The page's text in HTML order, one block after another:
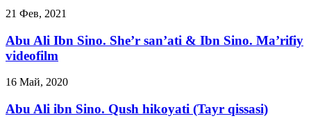
21 Фев, 2021
Abu Ali Ibn Sino. She’r san’ati & Ibn Sino. Ma’rifiy
videofilm
16 Май, 2020
Abu Ali ibn Sino. Qush hikoyati (Tayr qissasi)